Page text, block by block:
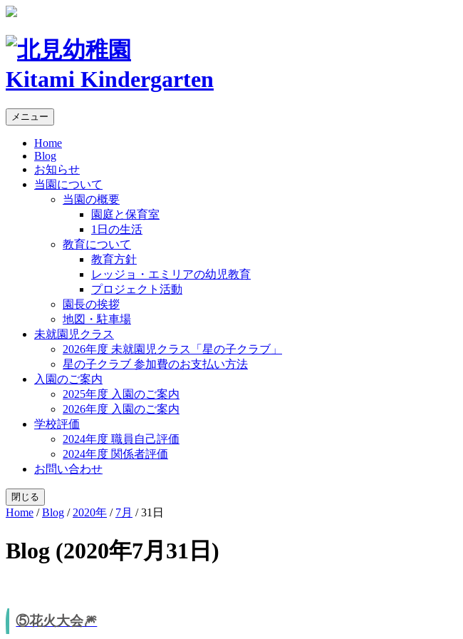
Kitami Kindergarten
メニュー
Home
Blog
お知らせ
当園について
当園の概要
園庭と保育室
1日の生活
教育について
教育方針
レッジョ・エミリアの幼児教育
プロジェクト活動
園長の挨拶
地図・駐車場
未就園児クラス
2026年度 未就園児クラス「星の子クラブ」
星の子クラブ 参加費のお支払い方法
入園のご案内
2025年度 入園のご案内
2026年度 入園のご案内
学校評価
2024年度 職員自己評価
2024年度 関係者評価
お問い合わせ
閉じる
Home /Blog / 2020年 / 7月 /31日
Blog (2020年7月31日)
⑤花火大会🎆